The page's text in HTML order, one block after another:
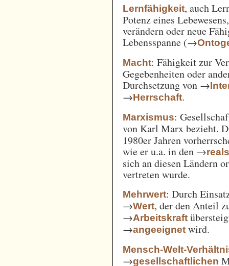
Lernfähigkeit, auch
Potenz eines
verändern oder neue
Lebensspanne (→
Macht: Fähigkeit zur
Gegebenheiten oder
Durchsetzung von →
→Herrschaft.
Marxismus:
von Karl Marx bezieht.
1980er Jahren
wie er u.a. in den →
sich an diesen Ländern
vertreten wurde.
Mehrwert: Durch
→Wert, der den Anteil
→Arbeitskraft
→angeeignet wird.
Mensch-Welt-
→gesellschaftlichen